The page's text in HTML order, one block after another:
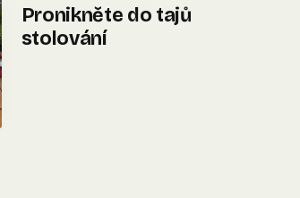
Pronikněte do tajů
stolování